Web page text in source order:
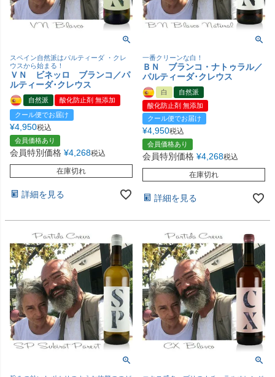
スペイン自然派はパルティーダ ・クレ
ウスから始まる！
ＶＮ ビネッロ ブランコ／パ
ルティーダ･クレウス
自然派
酸化防止剤 無添加
クール便でお届け
¥4,950税込
会員価格あり
会員特別価格 ¥4,268税込
在庫切れ
詳細を見る
一番クリーンな白！
ＢＮ ブランコ・ナトゥラル／
パルティーダ･クレウス
白
自然派
酸化防止剤 無添加
クール便でお届け
¥4,950税込
会員価格あり
会員特別価格 ¥4,268税込
在庫切れ
詳細を見る